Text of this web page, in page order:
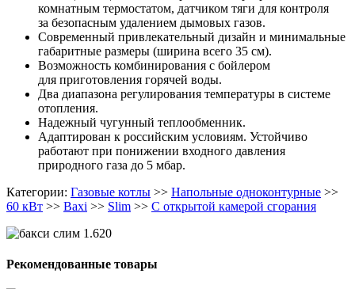
комнатным термостатом, датчиком тяги для контроля
за безопасным удалением дымовых газов.
Современный привлекательный дизайн и минимальные
габаритные размеры (ширина всего 35 см).
Возможность комбинирования с бойлером
для приготовления горячей воды.
Два диапазона регулирования температуры в системе
отопления.
Надежный чугунный теплообменник.
Адаптирован к российским условиям. Устойчиво
работают при понижении входного давления
природного газа до 5 мбар.
Категории: Газовые котлы >> Напольные одноконтурные >>
60 кВт >> Baxi >> Slim >> С открытой камерой сгорания
Рекомендованные товары